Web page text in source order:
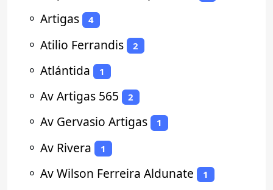
⚬ Artigas 4
⚬ Atilio Ferrandis 2
⚬ Atlántida 1
⚬ Av Artigas 565 2
⚬ Av Gervasio Artigas 1
⚬ Av Rivera 1
⚬ Av Wilson Ferreira Aldunate 1